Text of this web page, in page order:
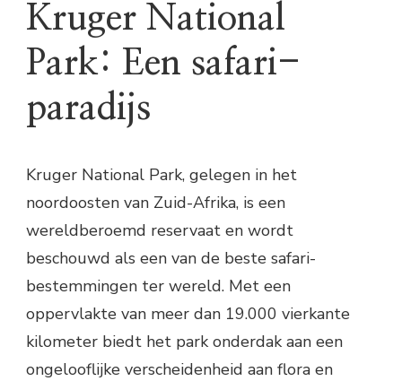
Kruger National
Park: Een safari-
paradijs
Kruger National Park, gelegen in het
noordoosten van Zuid-Afrika, is een
wereldberoemd reservaat en wordt
beschouwd als een van de beste safari-
bestemmingen ter wereld. Met een
oppervlakte van meer dan 19.000 vierkante
kilometer biedt het park onderdak aan een
ongelooflijke verscheidenheid aan flora en